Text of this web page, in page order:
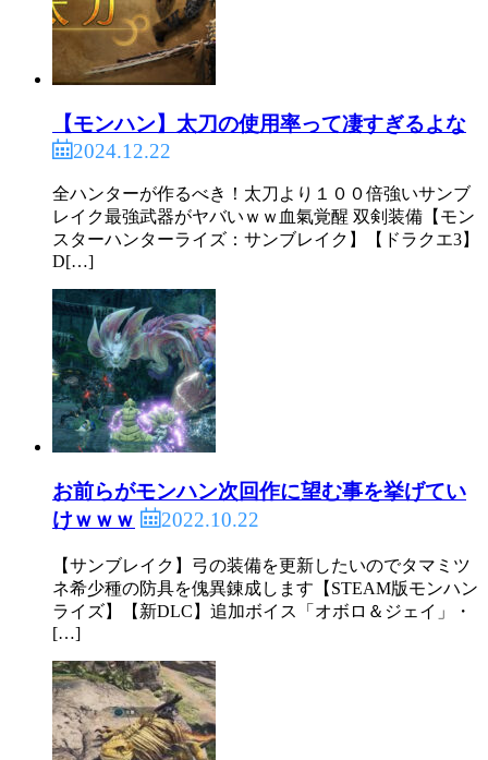
【モンハン】太刀の使用率って凄すぎるよな
2024.12.22
全ハンターが作るべき！太刀より１００倍強いサンブ
レイク最強武器がヤバいｗｗ血氣覚醒 双剣装備【モン
スターハンターライズ：サンブレイク】【ドラクエ3】
D[…]
お前らがモンハン次回作に望む事を挙げてい
けｗｗｗ
2022.10.22
【サンブレイク】弓の装備を更新したいのでタマミツ
ネ希少種の防具を傀異錬成します【STEAM版モンハン
ライズ】【新DLC】追加ボイス「オボロ＆ジェイ」・
[…]